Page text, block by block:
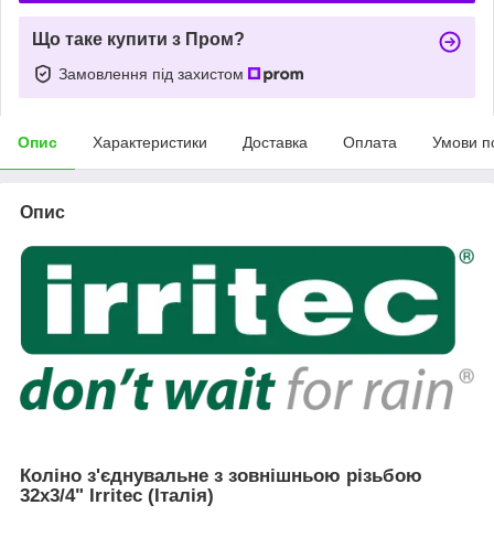
Що таке купити з Пром?
Замовлення під захистом
Опис Характеристики Доставка Оплата Умови
Опис
Коліно з'єднувальне з зовнішньою різьбою
32х3/4" Irritec (Італія)